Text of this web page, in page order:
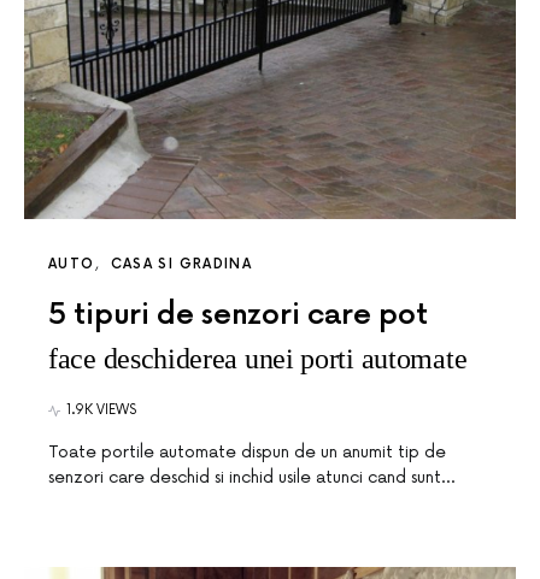
AUTO CASA SI GRADINA
5 tipuri de senzori care pot
face deschiderea unei porti automate
1.9K VIEWS
Toate portile automate dispun de un anumit tip de
senzori care deschid si inchid usile atunci cand sunt…